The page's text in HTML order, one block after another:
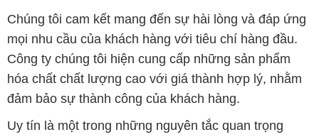
Chúng tôi cam kết mang đến sự hài lòng và đáp ứng
mọi nhu cầu của khách hàng với tiêu chí hàng đầu.
Công ty chúng tôi hiện cung cấp những sản phẩm
hóa chất chất lượng cao với giá thành hợp lý, nhằm
đảm bảo sự thành công của khách hàng.
Uy tín là một trong những nguyên tắc quan trọng